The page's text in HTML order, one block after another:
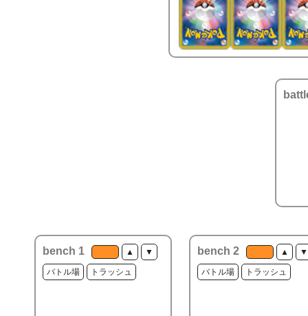
bench 1 ▲ ▼
バトル場 トラッシュ
bench 2 ▲ ▼
バトル場 トラッシュ